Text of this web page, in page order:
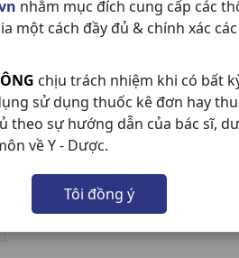
nhằm mục đích cung cấp các
một cách đầy đủ & chính xác
chịu trách nhiệm khi có bất
sử dụng thuốc kê đơn hay
theo sự hướng dẫn của bác sĩ,
về Y - Dược.
Tôi đồng ý